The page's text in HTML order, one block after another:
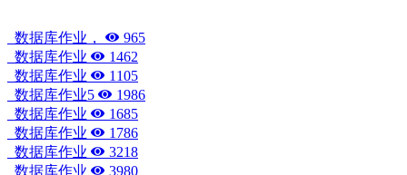
数据库作业，
965
数据库作业
1462
数据库作业
1105
数据库作业5
1986
数据库作业
1685
数据库作业
1786
数据库作业
3218
数据库作业
3980